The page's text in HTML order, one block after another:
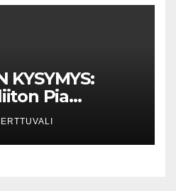
KYSYMYS:
Pia
viipyy Orpon